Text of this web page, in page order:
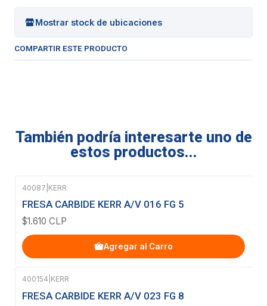
Mostrar stock de ubicaciones
COMPARTIR ESTE PRODUCTO
También podría interesarte uno de
estos productos...
40087 KERR
FRESA CARBIDE KERR A/V 016 FG 5
$1.610 CLP
Agregar al Carro
Agotado
400154 KERR
FRESA CARBIDE KERR A/V 023 FG 8